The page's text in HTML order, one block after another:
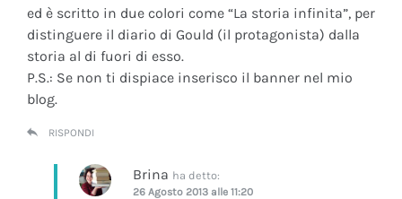
ed è scritto in due colori come “La storia infinita”, per
distinguere il diario di Gould (il protagonista) dalla
storia al di fuori di esso.
P.S.: Se non ti dispiace inserisco il banner nel mio
blog.
RISPONDI
Brina ha detto:
26 Agosto 2013 alle 11:20